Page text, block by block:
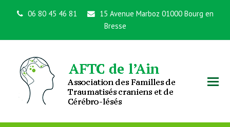
06 80 45 46 81
15 Avenue Marboz 01000 Bourg en
Bresse